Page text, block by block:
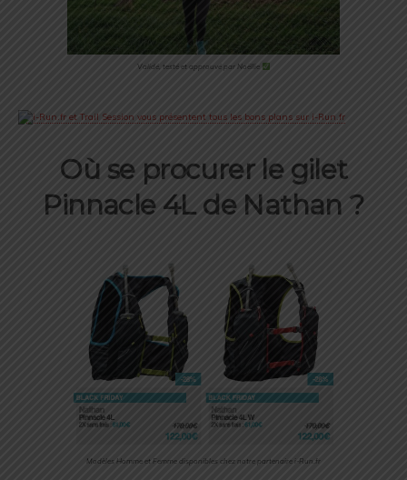
Validé, testé et approuvé par Noëllie
Où se procurer le gilet
Pinnacle 4L de Nathan ?
Modèles Homme et Femme disponibles chez notre partenaire i-Run.fr